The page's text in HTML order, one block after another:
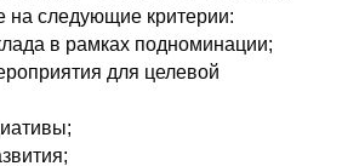
на следующие критерии:
в рамках подноминации;
для целевой